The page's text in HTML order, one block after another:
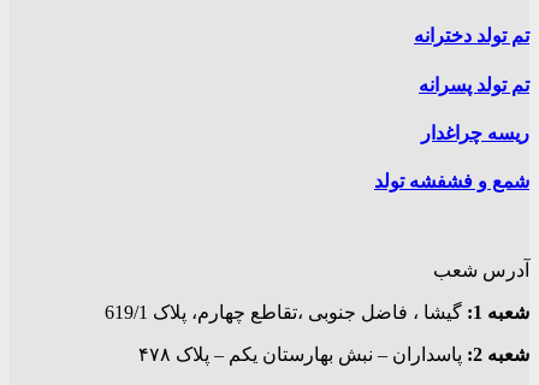
تم تولد دخترانه
تم تولد پسرانه
ریسه چراغدار
شمع و فشفشه تولد
آدرس شعب
شعبه 1: گيشا ، فاضل جنوبی ،تقاطع چهارم، پلاک 619/1
شعبه 2: پاسداران – نبش بهارستان یکم – پلاک ۴۷۸